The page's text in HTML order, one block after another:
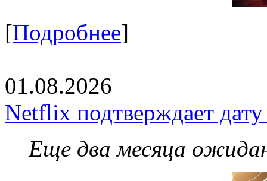
[Подробнее]
01.08.2026
Netflix подтверждает
Еще два месяца